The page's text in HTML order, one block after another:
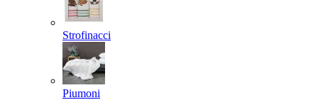
Strofinacci
Piumoni